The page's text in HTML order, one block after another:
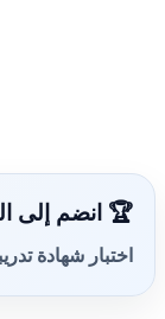
🏆 انضم إلى
اختبار شهادة